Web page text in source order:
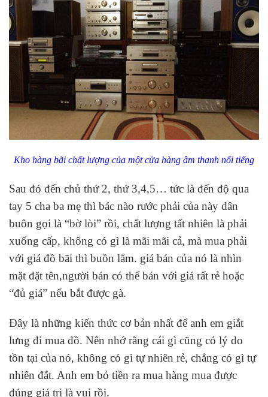
Kho hàng bãi chất lượng của một cửa hàng âm thanh nổi tiếng
Sau đó đến chủ thứ 2, thứ 3,4,5… tức là đến độ qua
tay 5 cha ba mẹ thì bác nào rước phải của này dân
buôn gọi là “bờ lòi” rồi, chất lượng tất nhiên là phải
xuống cấp, không có gì là mãi mãi cả, mà mua phải
với giá đồ bãi thì buồn lắm. giá bán của nó là nhìn
mặt đặt tên,người bán có thể bán với giá rất rẻ hoặc
“đủ giá” nếu bắt được gà.
Đây là những kiến thức cơ bản nhất để anh em giắt
lưng đi mua đồ. Nên nhớ rằng cái gì cũng có lý do
tồn tại của nó, không có gì tự nhiên rẻ, chẳng có gì tự
nhiên đắt. Anh em bỏ tiền ra mua hàng mua được
đúng giá trị là vui rồi.